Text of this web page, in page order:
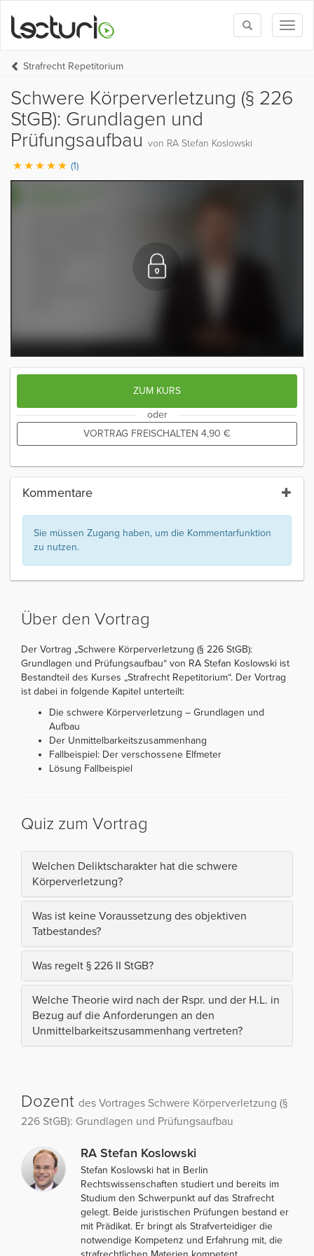
Toggle
search
Strafrecht Repetitorium
Schwere Körperverletzung (§ 226
StGB): Grundlagen und
Prüfungsaufbau von RA Stefan Koslowski
(1)
ZUM KURS
oder
VORTRAG FREISCHALTEN 4,90 €
Kommentare
Sie müssen Zugang haben, um die Kommentarfunktion
zu nutzen.
Über den Vortrag
Der Vortrag „Schwere Körperverletzung (§ 226 StGB):
Grundlagen und Prüfungsaufbau“ von RA Stefan Koslowski ist
Bestandteil des Kurses „Strafrecht Repetitorium“. Der Vortrag
ist dabei in folgende Kapitel unterteilt:
Die schwere Körperverletzung – Grundlagen und
Aufbau
Der Unmittelbarkeitszusammenhang
Fallbeispiel: Der verschossene Elfmeter
Lösung Fallbeispiel
Quiz zum Vortrag
Welchen Deliktscharakter hat die schwere
Körperverletzung?
Was ist keine Voraussetzung des objektiven
Tatbestandes?
Was regelt § 226 II StGB?
Welche Theorie wird nach der Rspr. und der H.L. in
Bezug auf die Anforderungen an den
Unmittelbarkeitszusammenhang vertreten?
Dozent des Vortrages Schwere Körperverletzung (§
226 StGB): Grundlagen und Prüfungsaufbau
RA Stefan Koslowski
Stefan Koslowski hat in Berlin
Rechtswissenschaften studiert und bereits im
Studium den Schwerpunkt auf das Strafrecht
gelegt. Beide juristischen Prüfungen bestand er
mit Prädikat. Er bringt als Strafverteidiger die
notwendige Kompetenz und Erfahrung mit, die